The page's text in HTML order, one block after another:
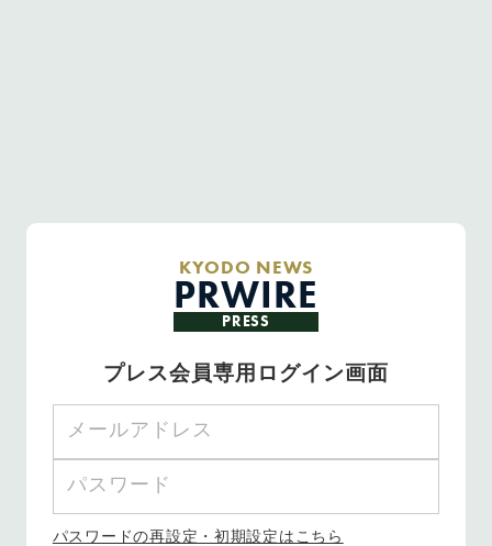
KYODO NEWS
PRWIRE
PRESS
プレス会員専用ログイン画面
パスワードの再設定・初期設定はこちら